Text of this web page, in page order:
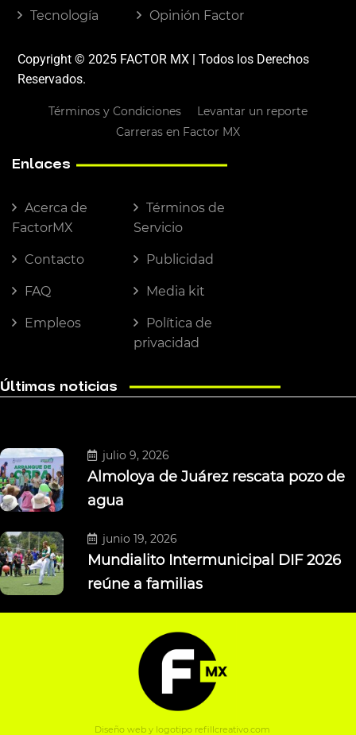
Tecnología Opinión Factor
Copyright © 2025 FACTOR MX | Todos los Derechos
Reservados.
Términos y Condiciones
Levantar un reporte
Carreras en Factor MX
Enlaces
Acerca de
FactorMX
Términos de
Servicio
Contacto Publicidad
FAQ Media kit
Empleos
Política de
privacidad
Últimas noticias
julio 9, 2026
Almoloya de Juárez rescata pozo de
agua
junio 19, 2026
Mundialito Intermunicipal DIF 2026
reúne a familias
Diseño web y logotipo refillcreativo.com